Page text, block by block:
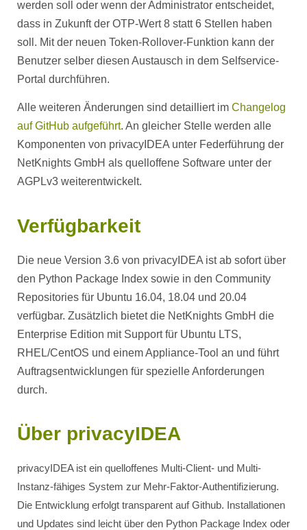
werden soll oder wenn der Administrator entscheidet,
dass in Zukunft der OTP-Wert 8 statt 6 Stellen haben
soll. Mit der neuen Token-Rollover-Funktion kann der
Benutzer selber diesen Austausch in dem Selfservice-
Portal durchführen.
Alle weiteren Änderungen sind detailliert im Changelog
auf GitHub aufgeführt. An gleicher Stelle werden alle
Komponenten von privacyIDEA unter Federführung der
NetKnights GmbH als quelloffene Software unter der
AGPLv3 weiterentwickelt.
Verfügbarkeit
Die neue Version 3.6 von privacyIDEA ist ab sofort über
den Python Package Index sowie in den Community
Repositories für Ubuntu 16.04, 18.04 und 20.04
verfügbar. Zusätzlich bietet die NetKnights GmbH die
Enterprise Edition mit Support für Ubuntu LTS,
RHEL/CentOS und einem Appliance-Tool an und führt
Auftragsentwicklungen für spezielle Anforderungen
durch.
Über privacyIDEA
privacyIDEA ist ein quelloffenes Multi-Client- und Multi-
Instanz-fähiges System zur Mehr-Faktor-Authentifizierung.
Die Entwicklung erfolgt transparent auf Github. Installationen
und Updates sind leicht über den Python Package Index oder